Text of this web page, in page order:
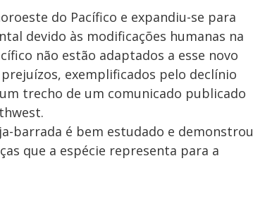
do Pacífico e expandiu-se para
devido às modificações humanas na
não estão adaptados a esse novo
exemplificados pelo declínio
trecho de um comunicado publicado
barrada é bem estudado e demonstrou
que a espécie representa para a